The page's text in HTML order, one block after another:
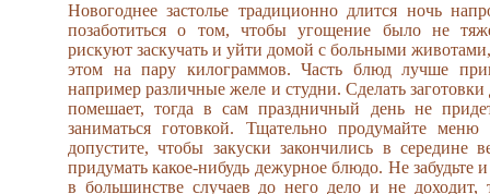
Новогоднее застолье традиционно длится ночь
позаботиться о том, чтобы угощение было не
рискуют заскучать и уйти домой с больными
этом на пару килограммов. Часть блюд лучше
например различные желе и студни. Сделать заготовки
помешает, тогда в сам праздничный день не
заниматься готовкой. Тщательно продумайте
допустите, чтобы закуски закончились в середине
придумать какое-нибудь дежурное блюдо. Не забудьте
в большинстве случаев до него дело и не